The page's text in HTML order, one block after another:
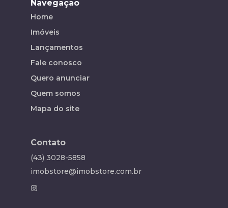
Navegação
Home
Imóveis
Lançamentos
Fale conosco
Quero anunciar
Quem somos
Mapa do site
Contato
(43) 3028-5858
imobstore@imobstore.com.br